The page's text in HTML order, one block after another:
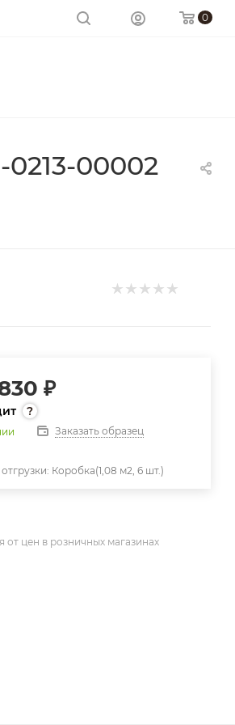
0
00002
₽
Заказать образец
Коробка(1,08 м2, 6 шт.)
от цен в розничных магазинах